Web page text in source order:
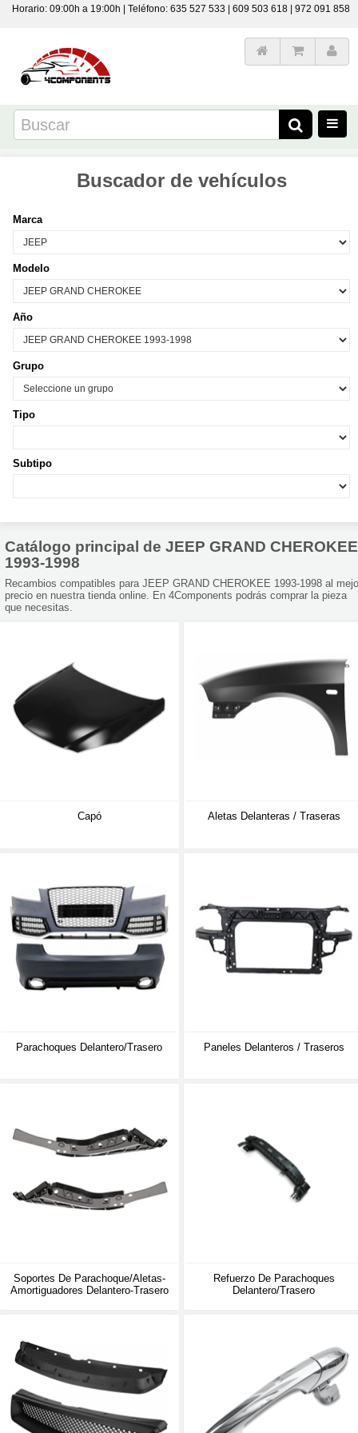
Horario: 09:00h a 19:00h | Teléfono: 635 527 533 | 609 503 618 | 972 091 858
Buscador de vehículos
Marca
Modelo
Año
Grupo
Tipo
Subtipo
Catálogo principal de JEEP GRAND CHEROKEE
1993-1998
Recambios compatibles para JEEP GRAND CHEROKEE 1993-1998 al
precio en nuestra tienda online. En 4Components podrás comprar la pieza
que necesitas.
Capó Aletas Delanteras / Traseras
Parachoques Delantero/trasero Paneles Delanteros / Traseros
Soportes De Parachoque/aletas-
Amortiguadores Delantero-Trasero
Refuerzo De Parachoques
Delantero/trasero